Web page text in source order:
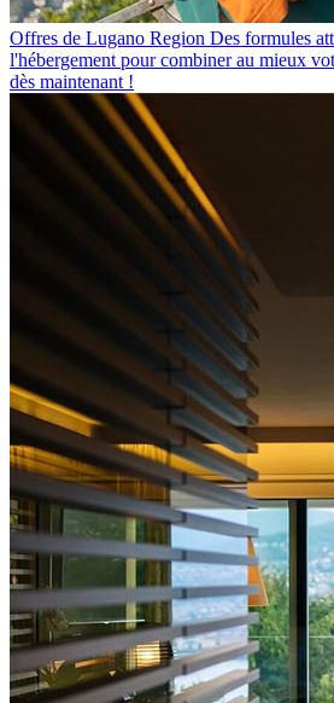
Offres de Lugano Region Des formules
l'hébergement pour combiner au mieux
dès maintenant !